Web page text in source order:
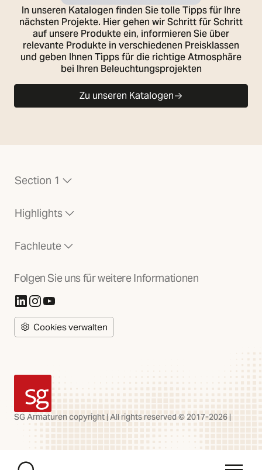
In unseren Katalogen finden Sie tolle Tipps für Ihre
nächsten Projekte. Hier gehen wir Schritt für Schritt
auf unsere Produkte ein, informieren Sie über
relevante Produkte in verschiedenen Preisklassen
und geben Ihnen Tipps für die richtige Atmosphäre
bei Ihren Beleuchtungsprojekten
Zu unseren Katalogen
Section 1
Highlights
Fachleute
Folgen Sie uns für weitere Informationen
(Öffnet in neuer Registerkarte)
(Öffnet in neuer Registerkarte)
(Öffnet in neuer Registerkarte)
Cookies verwalten
SG Armaturen
SG Armaturen copyright | All rights reserved © 2017-2026 |